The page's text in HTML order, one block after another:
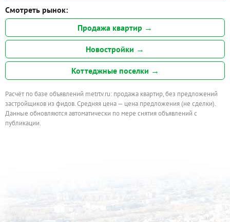
Смотреть рынок:
Продажа квартир →
Новостройки →
Коттеджные поселки →
Расчёт по базе объявлений metrtv.ru: продажа квартир, без предложений
застройщиков из фидов. Средняя цена — цена предложения (не сделки).
Данные обновляются автоматически по мере снятия объявлений с
публикации.